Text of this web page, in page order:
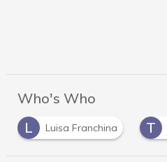
Who's Who
L
Luisa Franchina T